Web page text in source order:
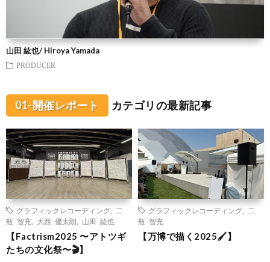
山田 紘也/ Hiroya Yamada
PRODUCER
01-開催レポート カテゴリの最新記事
グラフィックレコーディング
二
瓶 智充
大西 優太朗 山田 紘也
【Factrism2025 〜アトツギ
たちの文化祭〜🎬】
グラフィックレコーディング
二
瓶 智充
【万博で描く2025🖌️】